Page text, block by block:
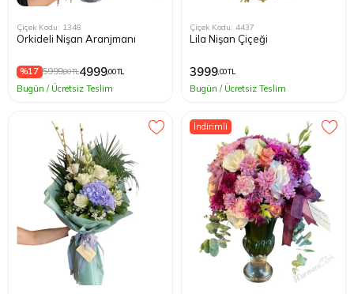
Çiçek Kodu: 1348
Orkideli Nişan Aranjmanı
%17 5999,00 TL4999,00 TL
Bugün / Ücretsiz Teslim
Çiçek Kodu: 4437
Lila Nişan Çiçeği
3999,00 TL
Bugün / Ücretsiz Teslim
İndirimli